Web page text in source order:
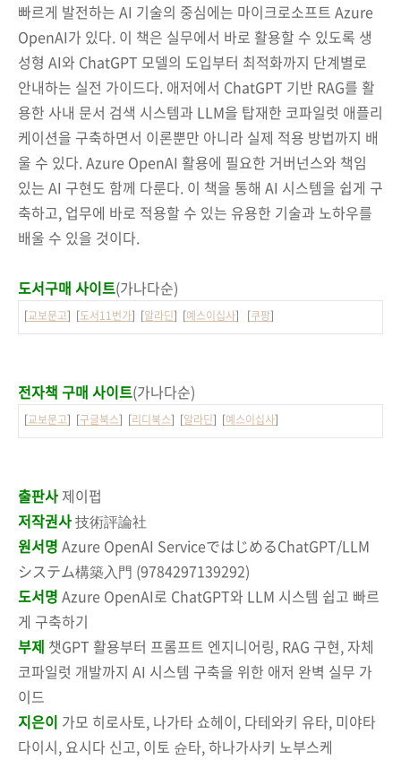
빠르게 발전하는 AI 기술의 중심에는 마이크로소프트 Azure
OpenAI가 있다. 이 책은 실무에서 바로 활용할 수 있도록 생
성형 AI와 ChatGPT 모델의 도입부터 최적화까지 단계별로
안내하는 실전 가이드다. 애저에서 ChatGPT 기반 RAG를 활
용한 사내 문서 검색 시스템과 LLM을 탑재한 코파일럿 애플리
케이션을 구축하면서 이론뿐만 아니라 실제 적용 방법까지 배
울 수 있다. Azure OpenAI 활용에 필요한 거버넌스와 책임
있는 AI 구현도 함께 다룬다. 이 책을 통해 AI 시스템을 쉽게 구
축하고, 업무에 바로 적용할 수 있는 유용한 기술과 노하우를
배울 수 있을 것이다.
도서구매 사이트(가나다순)
[교보문고] [도서11번가] [알라딘] [예스이십사] [쿠팡]
전자책 구매 사이트(가나다순)
[교보문고] [구글북스] [리디북스] [알라딘] [예스이십사]
출판사 제이펍
저작권사技術評論社
원서명 Azure OpenAI ServiceではじめるChatGPT/LLM
システム構築入門 (9784297139292)
도서명 Azure OpenAI로 ChatGPT와 LLM 시스템 쉽고 빠르
게 구축하기
부제 챗GPT 활용부터 프롬프트 엔지니어링, RAG 구현, 자체
코파일럿 개발까지 AI 시스템 구축을 위한 애저 완벽 실무 가
이드
지은이 가모 히로사토, 나가타 쇼헤이, 다테와키 유타, 미야타
다이시, 요시다 신고, 이토 슌타, 하나가사키 노부스케